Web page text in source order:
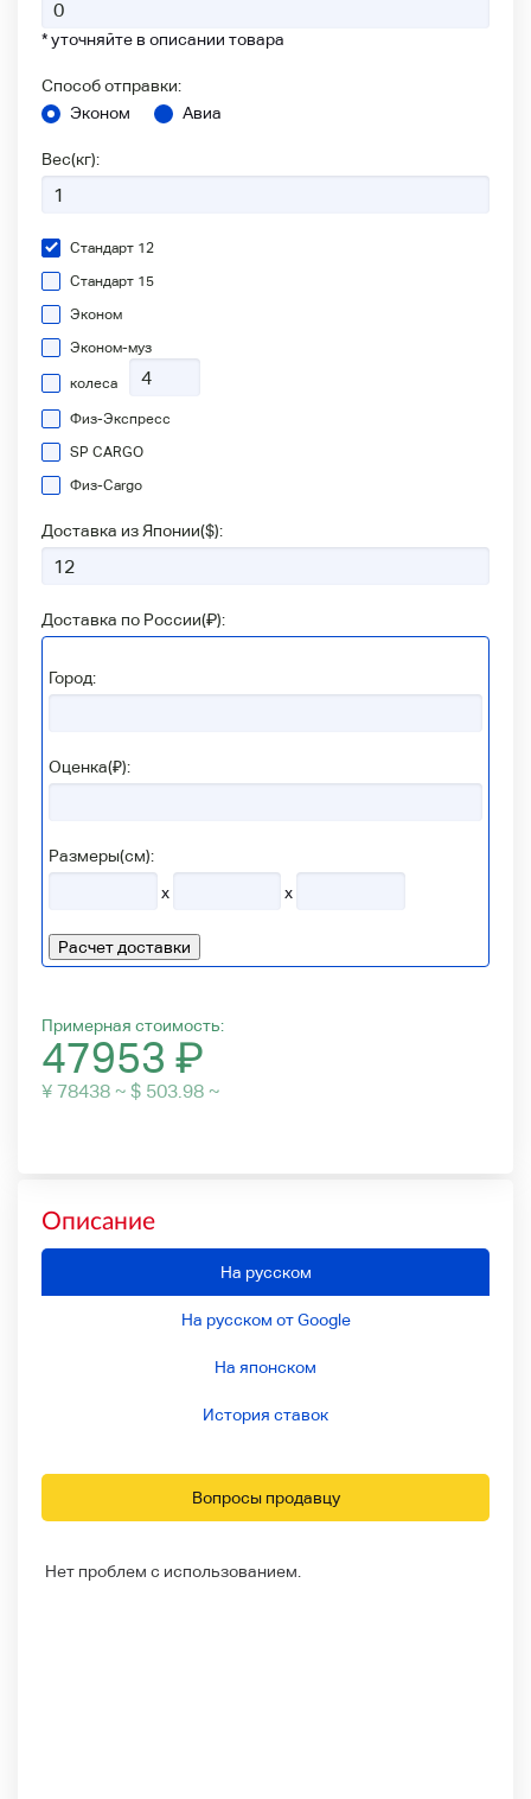
* уточняйте в описании товара
Способ отправки:
Эконом
Авиа
Вес(кг):
Стандарт 12
Стандарт 15
Эконом
Эконом-муз
колеса
Физ-Экспресс
SP CARGO
Физ-Сargo
Доставка из Японии($):
Доставка по России(₽):
Город:
Оценка(₽):
Размеры(см):
x
x
Расчет доставки
Примерная стоимость:
47953 ₽
¥ 78438 ~ $ 503.98 ~
Описание
На русском
На русском от Google
На японском
История ставок
Вопросы продавцу
Нет проблем с использованием.